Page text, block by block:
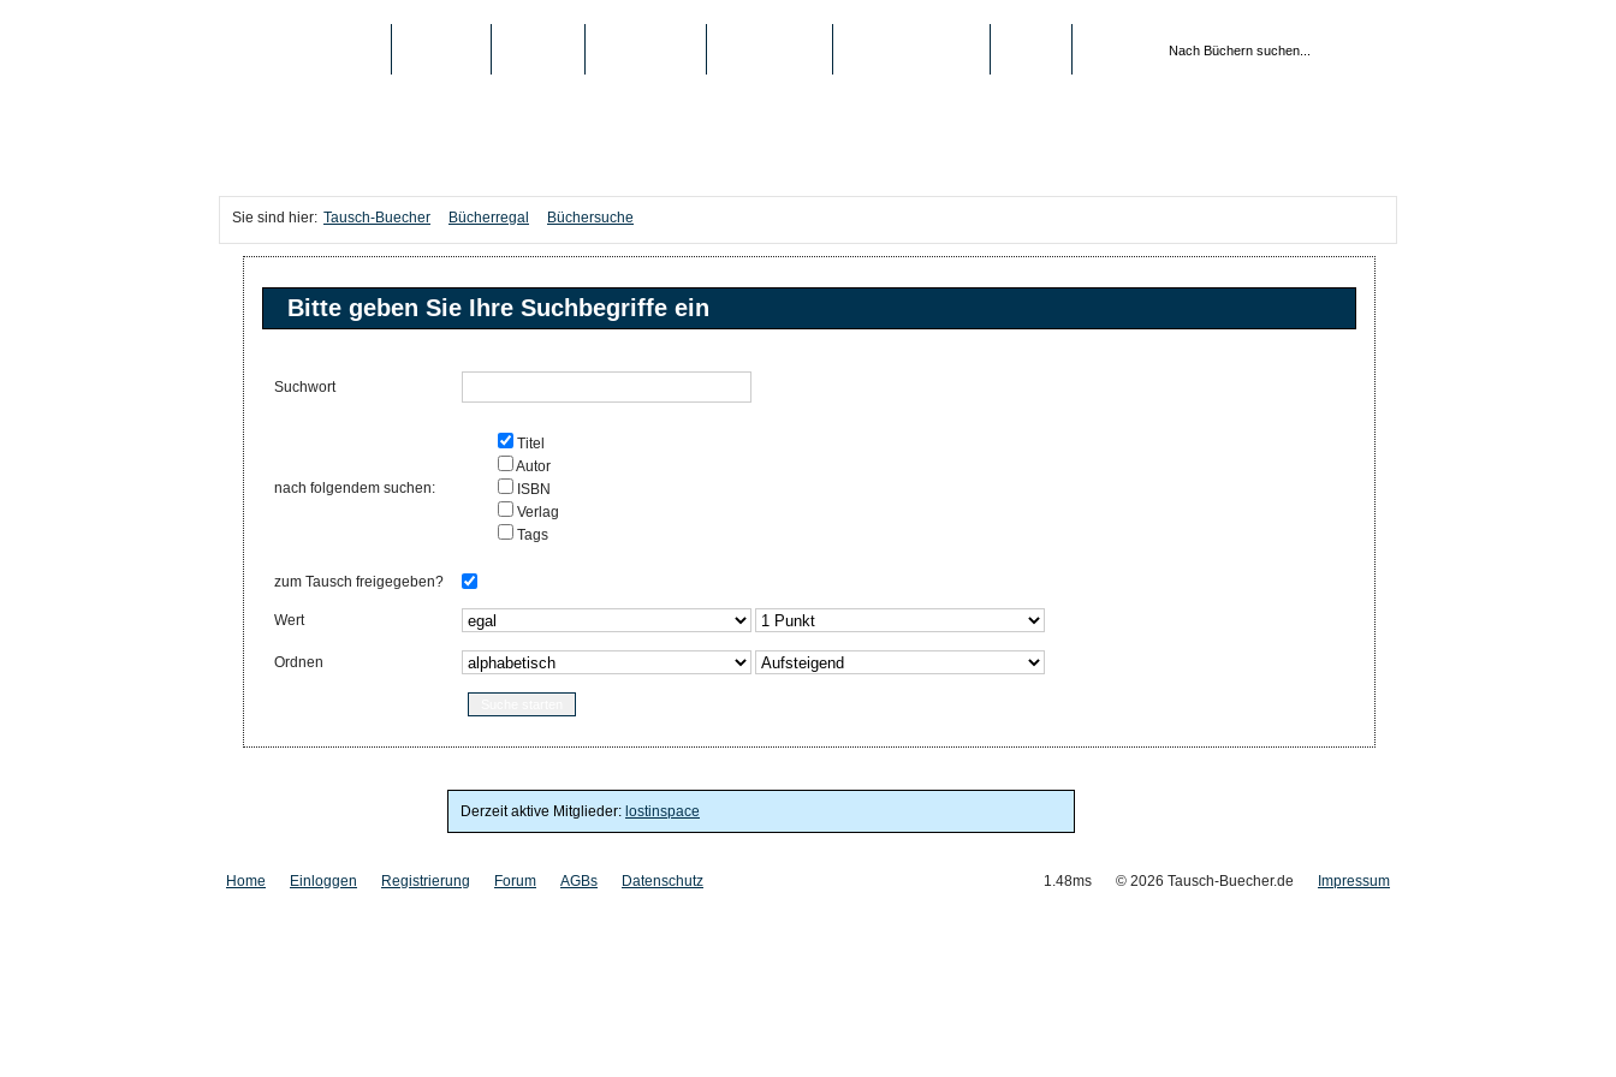
Sie sind hier: Tausch-Buecher Bücherregal Büchersuche
Bitte geben Sie Ihre Suchbegriffe ein
Suchwort
nach folgendem suchen:
Titel
Autor
ISBN
Verlag
Tags
zum Tausch freigegeben?
Wert
Ordnen
Derzeit aktive Mitglieder: lostinspace
Home Einloggen Registrierung Forum AGBs Datenschutz 1.48ms © 2026 Tausch-Buecher.de Impressum